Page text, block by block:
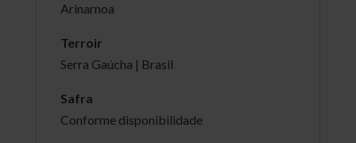
Arinarnoa
Terroir
Serra Gaúcha | Brasil
Safra
Conforme disponibilidade